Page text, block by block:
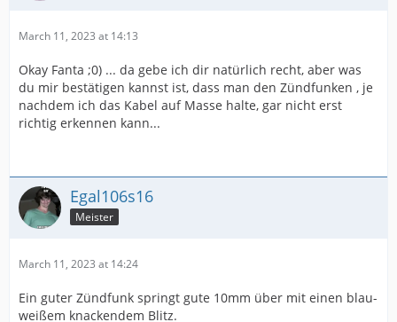
March 11, 2023 at 14:13
Okay Fanta ;0) ... da gebe ich dir natürlich recht, aber was
du mir bestätigen kannst ist, dass man den Zündfunken , je
nachdem ich das Kabel auf Masse halte, gar nicht erst
richtig erkennen kann...
Egal106s16
Meister
March 11, 2023 at 14:24
Ein guter Zündfunk springt gute 10mm über mit einen blau-
weißem knackendem Blitz.